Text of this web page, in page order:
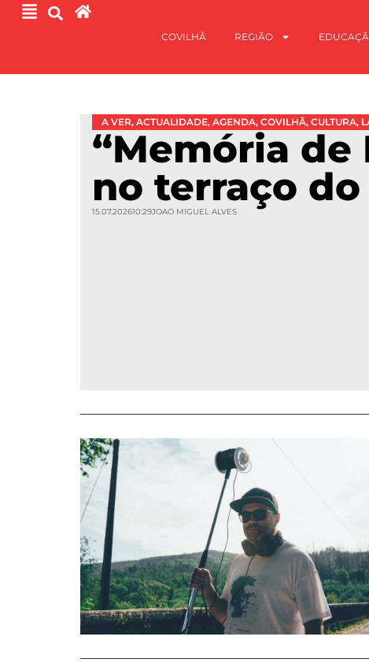
COVILHÃ REGIÃO
A VER, ACTUALIDADE, AGENDA, COVILHÃ, CULTURA,
“Memória de
no terraço do
15.07.202610:29JOAO MIGUEL ALVES